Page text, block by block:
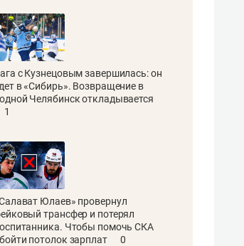
с Кузнецовым завершилась: он
в «Сибирь». Возвращение в
Челябинск откладывается
1
Юлаев» провернул
трансфер и потерял
Чтобы помочь СКА
потолок зарплат
0